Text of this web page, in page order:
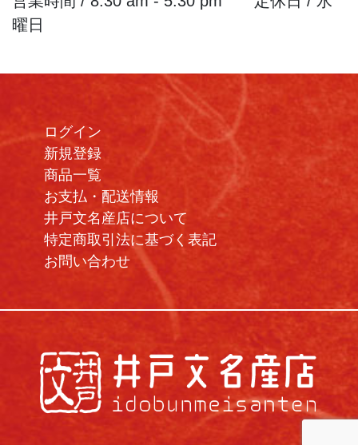
曜日
ログイン
新規登録
商品一覧
お支払・配送情報
井戸文名産店について
特定商取引法に基づく表記
お問い合わせ